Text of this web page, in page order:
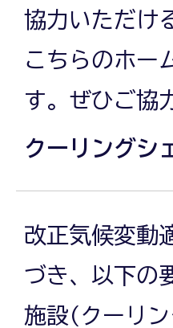
協力いただけ
こちらのホー
す。ぜひご協
クーリングシ
改正気候変動
づき、以下の
施設(クーリ